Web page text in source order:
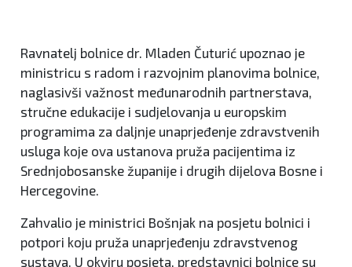
Ravnatelj bolnice dr. Mladen Čuturić upoznao je
ministricu s radom i razvojnim planovima bolnice,
naglasivši važnost međunarodnih partnerstava,
stručne edukacije i sudjelovanja u europskim
programima za daljnje unaprjeđenje zdravstvenih
usluga koje ova ustanova pruža pacijentima iz
Srednjobosanske županije i drugih dijelova Bosne i
Hercegovine.
Zahvalio je ministrici Bošnjak na posjetu bolnici i
potpori koju pruža unaprjeđenju zdravstvenog
sustava. U okviru posjeta, predstavnici bolnice su